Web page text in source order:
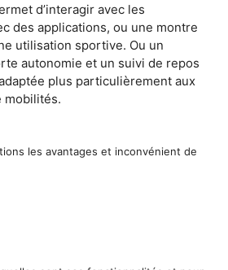
d’interagir avec les
des applications, ou une montre
utilisation sportive. Ou un
autonomie et un suivi de repos
plus particulièrement aux
mobilités.
les avantages et inconvénient de